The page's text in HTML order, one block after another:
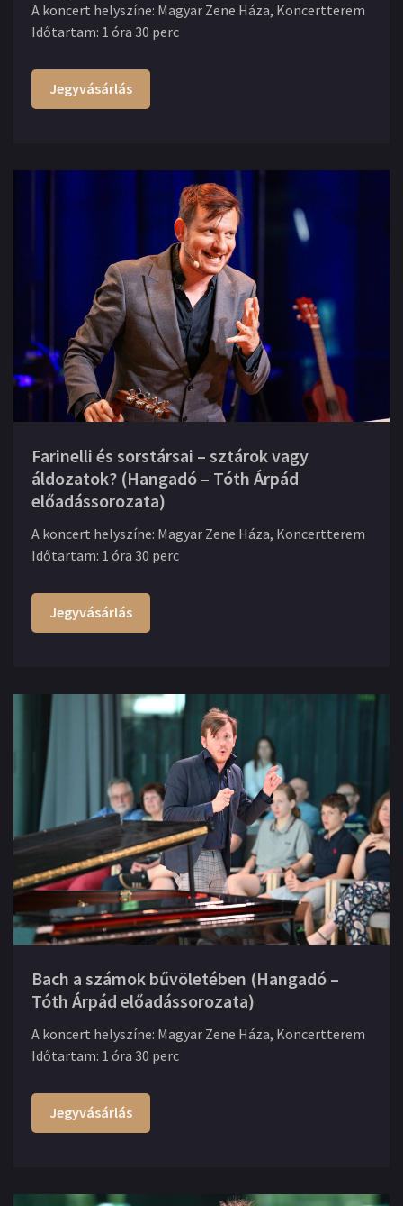
A koncert helyszíne: Magyar Zene Háza, Koncertterem
Időtartam: 1 óra 30 perc
Jegyvásárlás
Farinelli és sorstársai – sztárok vagy
áldozatok? (Hangadó – Tóth Árpád
előadássorozata)
A koncert helyszíne: Magyar Zene Háza, Koncertterem
Időtartam: 1 óra 30 perc
Jegyvásárlás
Bach a számok bűvöletében (Hangadó –
Tóth Árpád előadássorozata)
A koncert helyszíne: Magyar Zene Háza, Koncertterem
Időtartam: 1 óra 30 perc
Jegyvásárlás